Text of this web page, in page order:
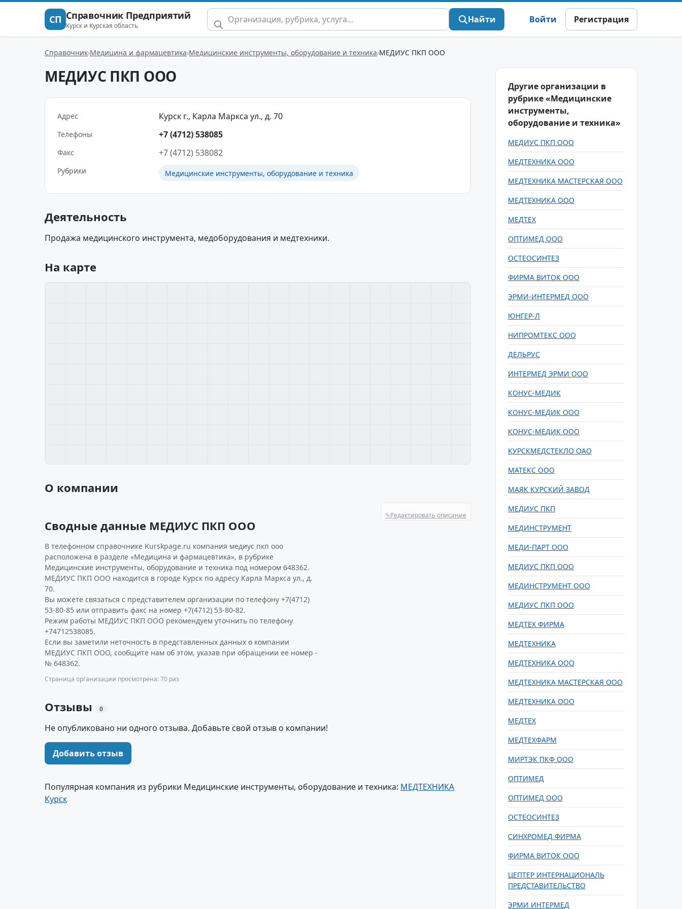
СП Справочник Предприятий
Курск и Курская область
Найти Войти Регистрация
Справочник Медицина и фармацевтика Медицинские инструменты, оборудование и техника МЕДИУС ПКП ООО
МЕДИУС ПКП ООО
Адрес Курск г., Карла Маркса ул., д. 70
Телефоны +7 (4712) 538085
Факс +7 (4712) 538082
Рубрики Медицинские инструменты, оборудование и техника
Деятельность
Продажа медицинского инструмента, медоборудования и медтехники.
На карте
О компании
✎Редактировать описание
Сводные данные МЕДИУС ПКП ООО
В телефонном справочнике Kurskpage.ru компания медиус пкп ооо
расположена в разделе «Медицина и фармацевтика», в рубрике
Медицинские инструменты, оборудование и техника под номером 648362.
МЕДИУС ПКП ООО находится в городе Курск по адресу Карла Маркса ул., д.
70.
Вы можете связаться с представителем организации по телефону +7(4712)
53-80-85 или отправить факс на номер +7(4712) 53-80-82.
Режим работы МЕДИУС ПКП ООО рекомендуем уточнить по телефону
+74712538085.
Если вы заметили неточность в представленных данных о компании
МЕДИУС ПКП ООО, сообщите нам об этом, указав при обращении ее номер -
№ 648362.
Страница организации просмотрена: 70 раз
Отзывы 0
Не опубликовано ни одного отзыва. Добавьте свой отзыв о компании!
Добавить отзыв
Популярная компания из рубрики Медицинские инструменты, оборудование и техника: МЕДТЕХНИКА
Курск
Другие организации в
рубрике «Медицинские
инструменты,
оборудование и техника»
МЕДИУС ПКП ООО
МЕДТЕХНИКА ООО
МЕДТЕХНИКА МАСТЕРСКАЯ ООО
МЕДТЕХНИКА ООО
МЕДТЕХ
ОПТИМЕД ООО
ОСТЕОСИНТЕЗ
ФИРМА ВИТОК ООО
ЭРМИ-ИНТЕРМЕД ООО
ЮНГЕР-Л
НИПРОМТЕКС ООО
ДЕЛЬРУС
ИНТЕРМЕД ЭРМИ ООО
КОНУС-МЕДИК
КОНУС-МЕДИК ООО
КОНУС-МЕДИК ООО
КУРСКМЕДСТЕКЛО ОАО
МАТЕКС ООО
МАЯК КУРСКИЙ ЗАВОД
МЕДИУС ПКП
МЕДИНСТРУМЕНТ
МЕДИ-ПАРТ ООО
МЕДИУС ПКП ООО
МЕДИНСТРУМЕНТ ООО
МЕДИУС ПКП ООО
МЕДТЕХ ФИРМА
МЕДТЕХНИКА
МЕДТЕХНИКА ООО
МЕДТЕХНИКА МАСТЕРСКАЯ ООО
МЕДТЕХНИКА ООО
МЕДТЕХ
МЕДТЕХФАРМ
МИРТЭК ПКФ ООО
ОПТИМЕД
ОПТИМЕД ООО
ОСТЕОСИНТЕЗ
СИНХРОМЕД ФИРМА
ФИРМА ВИТОК ООО
ЦЕПТЕР ИНТЕРНАЦИОНАЛЬ
ПРЕДСТАВИТЕЛЬСТВО
ЭРМИ ИНТЕРМЕД